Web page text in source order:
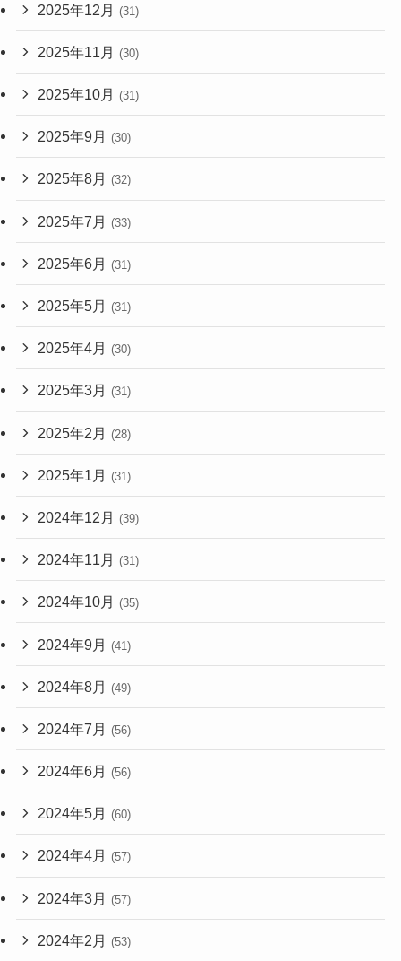
2025年12月 (31)
2025年11月 (30)
2025年10月 (31)
2025年9月 (30)
2025年8月 (32)
2025年7月 (33)
2025年6月 (31)
2025年5月 (31)
2025年4月 (30)
2025年3月 (31)
2025年2月 (28)
2025年1月 (31)
2024年12月 (39)
2024年11月 (31)
2024年10月 (35)
2024年9月 (41)
2024年8月 (49)
2024年7月 (56)
2024年6月 (56)
2024年5月 (60)
2024年4月 (57)
2024年3月 (57)
2024年2月 (53)